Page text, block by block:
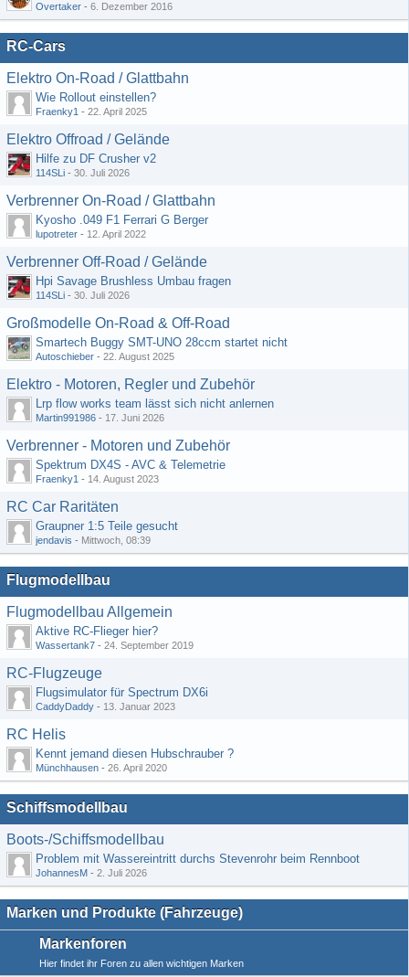
Overtaker - 6. Dezember 2016
RC-Cars
Elektro On-Road / Glattbahn
Wie Rollout einstellen?
Fraenky1 - 22. April 2025
Elektro Offroad / Gelände
Hilfe zu DF Crusher v2
114SLi - 30. Juli 2026
Verbrenner On-Road / Glattbahn
Kyosho .049 F1 Ferrari G Berger
lupotreter - 12. April 2022
Verbrenner Off-Road / Gelände
Hpi Savage Brushless Umbau fragen
114SLi - 30. Juli 2026
Großmodelle On-Road & Off-Road
Smartech Buggy SMT-UNO 28ccm startet nicht
Autoschieber - 22. August 2025
Elektro - Motoren, Regler und Zubehör
Lrp flow works team lässt sich nicht anlernen
Martin991986 - 17. Juni 2026
Verbrenner - Motoren und Zubehör
Spektrum DX4S - AVC & Telemetrie
Fraenky1 - 14. August 2023
RC Car Raritäten
Graupner 1:5 Teile gesucht
jendavis - Mittwoch, 08:39
Flugmodellbau
Flugmodellbau Allgemein
Aktive RC-Flieger hier?
Wassertank7 - 24. September 2019
RC-Flugzeuge
Flugsimulator für Spectrum DX6i
CaddyDaddy - 13. Januar 2023
RC Helis
Kennt jemand diesen Hubschrauber ?
Münchhausen - 26. April 2020
Schiffsmodellbau
Boots-/Schiffsmodellbau
Problem mit Wassereintritt durchs Stevenrohr beim Rennboot
JohannesM - 2. Juli 2026
Marken und Produkte (Fahrzeuge)
Markenforen
Hier findet ihr Foren zu allen wichtigen Marken